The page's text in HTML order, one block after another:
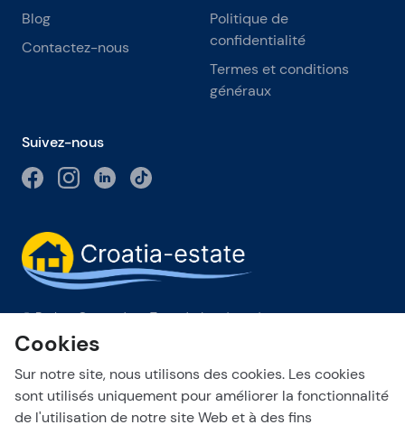
Blog
Contactez-nous
Politique de
confidentialité
Termes et conditions
généraux
Suivez-nous
© Broker-Grupa d.o.o Tous droits réservés.
Obala kneza Branimira 1, 21000 Split
Broker-grupa d.o.o. est membre exclusif de Forbes Global
Properties en Croatie. Forbes® est une marque déposée
utilisée sous licence.
Cookies
Sur notre site, nous utilisons des cookies. Les cookies
sont utilisés uniquement pour améliorer la fonctionnalité
de l'utilisation de notre site Web et à des fins